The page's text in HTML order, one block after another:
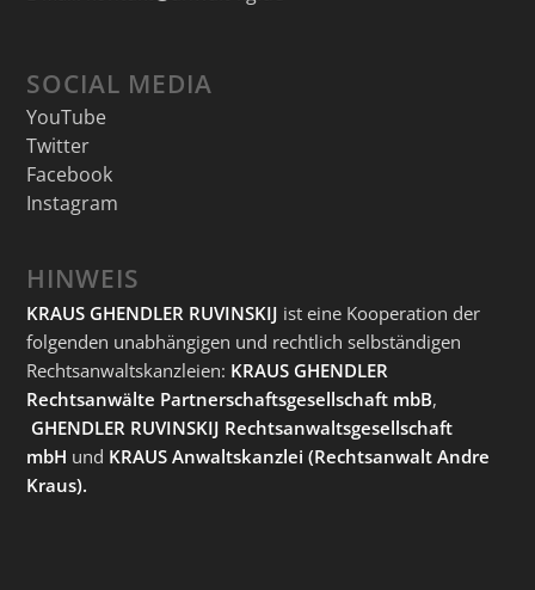
SOCIAL MEDIA
YouTube
Twitter
Facebook
Instagram
HINWEIS
KRAUS GHENDLER RUVINSKIJ ist eine Kooperation der
folgenden unabhängigen und rechtlich selbständigen
Rechtsanwaltskanzleien: KRAUS GHENDLER
Rechtsanwälte Partnerschaftsgesellschaft mbB,
GHENDLER RUVINSKIJ Rechtsanwaltsgesellschaft
mbH und KRAUS Anwaltskanzlei (Rechtsanwalt Andre
Kraus).